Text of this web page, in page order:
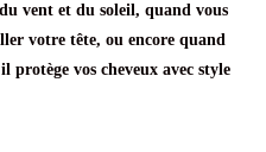
vent et du soleil, quand vous
votre tête, ou encore quand
protège vos cheveux avec style